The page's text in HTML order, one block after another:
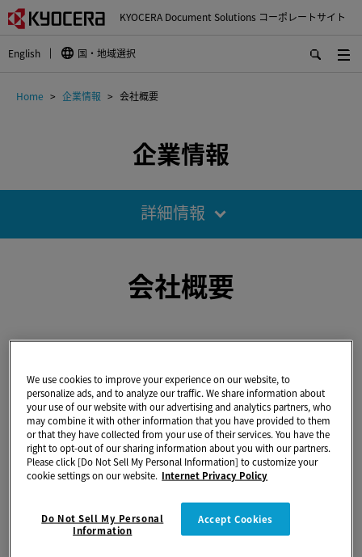
KYOCERA Document Solutions コーポレートサイト
English 国・地域選択
Home 企業情報 会社概要
企業情報
詳細情報
会社概要
グループ会社数
98社
京セラドキュメントソリューションズ(株)を含む
2025年3月現在
We use cookies to improve your experience on our website, to
personalize ads, and to analyze our traffic. We share information about
your use of our website with our advertising and analytics partners, who
may combine it with other information that you have provided to them
or that they have collected from your use of their services. You have the
right to opt-out of our sharing information about you with our partners.
Please click [Do Not Sell My Personal Information] to customize your
cookie settings on our website. Internet Privacy Policy
Accept Cookies
Do Not Sell My Personal
Information